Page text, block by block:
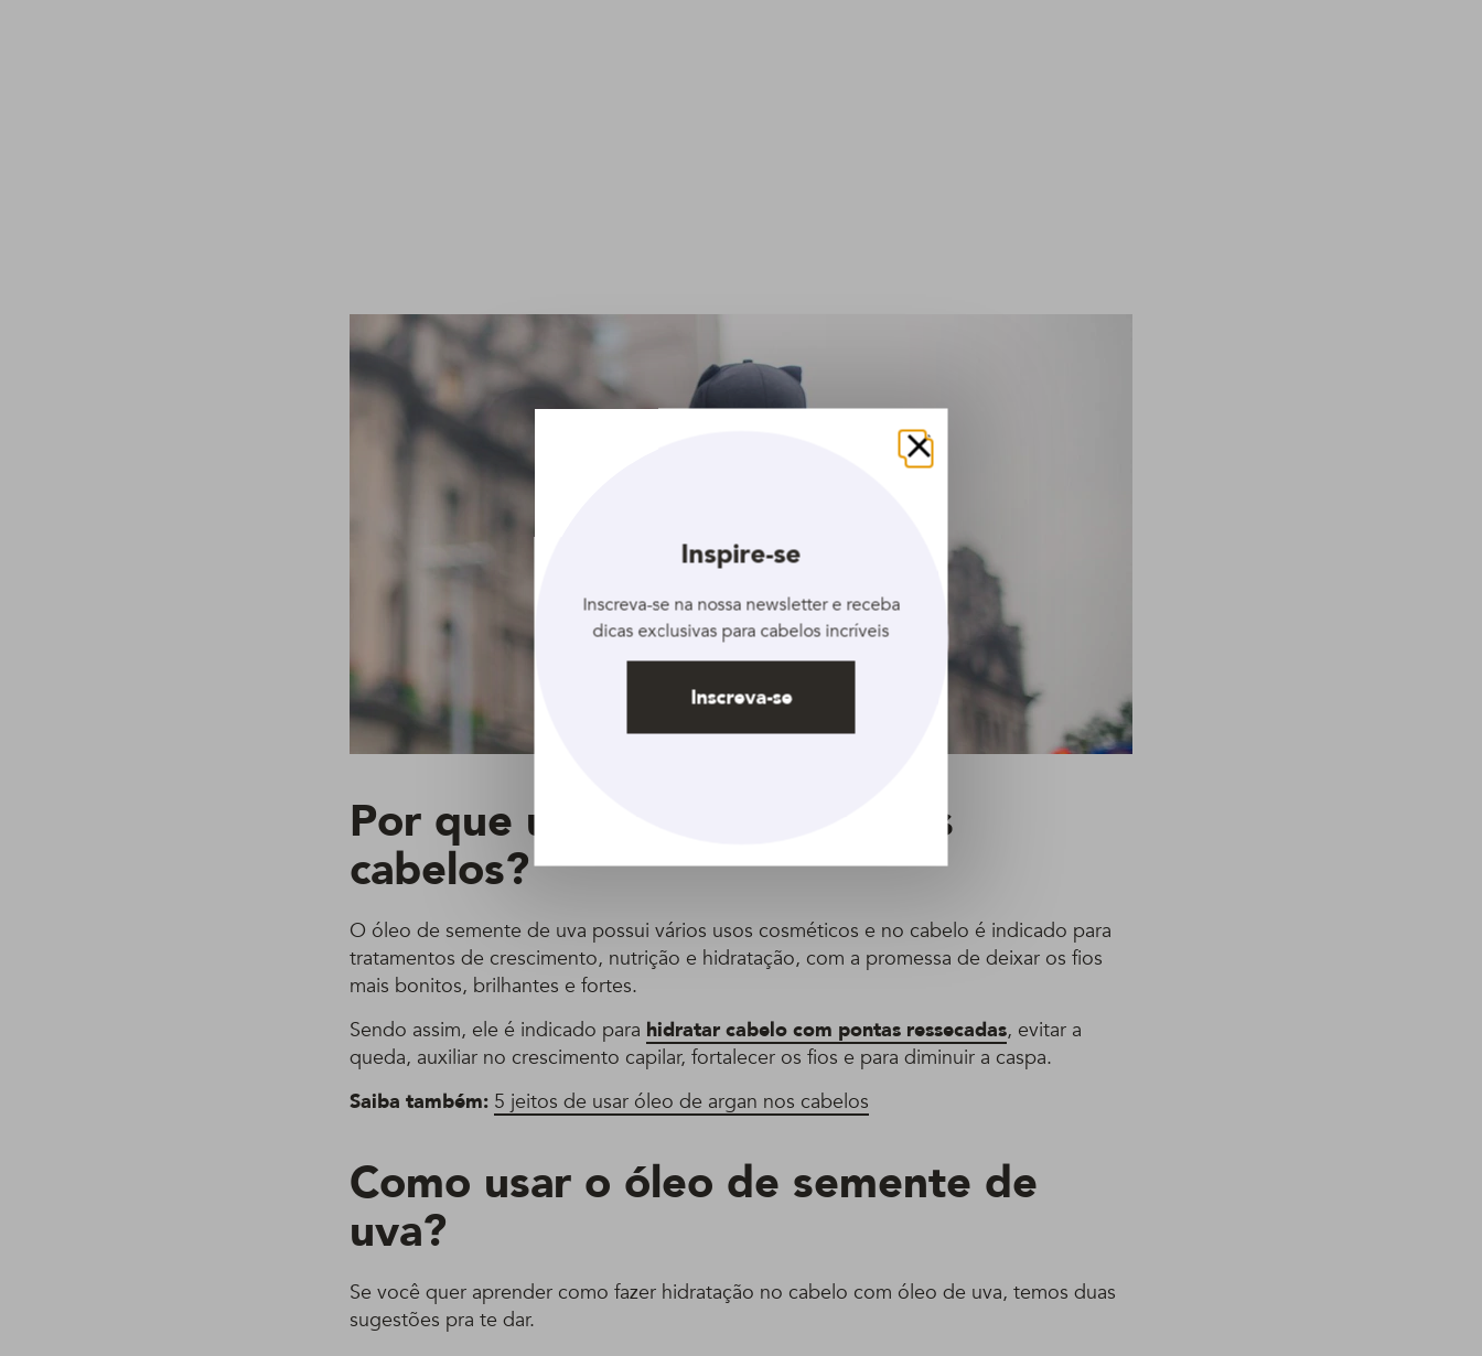
Por que usar óleo de uva nos
cabelos?
O óleo de semente de uva possui vários usos cosméticos e no cabelo é indicado para
tratamentos de crescimento, nutrição e hidratação, com a promessa de deixar os fios
mais bonitos, brilhantes e fortes.
Sendo assim, ele é indicado para hidratar cabelo com pontas ressecadas, evitar a
queda, auxiliar no crescimento capilar, fortalecer os fios e para diminuir a caspa.
Saiba também: 5 jeitos de usar óleo de argan nos cabelos
Como usar o óleo de semente de
uva?
Se você quer aprender como fazer hidratação no cabelo com óleo de uva, temos duas
sugestões pra te dar.
Fechar
Inspire-se
Inscreva-se na nossa newsletter e receba
dicas exclusivas para cabelos incríveis
Inscreva-se